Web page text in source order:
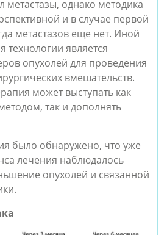
метастазы, однако методика
и в случае первой
метастазов еще нет. Иной
является
опухолей для проведения
вмешательств.
может выступать как
так и дополнять
было обнаружено, что уже
лечения наблюдалось
опухолей и связанной